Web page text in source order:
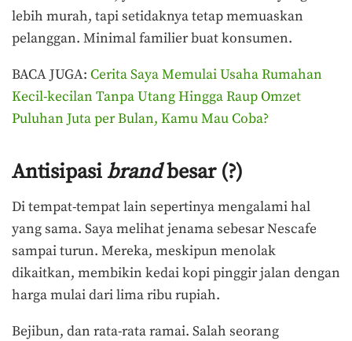
lebih murah, tapi setidaknya tetap memuaskan
pelanggan. Minimal familier buat konsumen.
BACA JUGA: Cerita Saya Memulai Usaha Rumahan
Kecil-kecilan Tanpa Utang Hingga Raup Omzet
Puluhan Juta per Bulan, Kamu Mau Coba?
Antisipasibrandbesar (?)
Di tempat-tempat lain sepertinya mengalami hal
yang sama. Saya melihat jenama sebesar Nescafe
sampai turun. Mereka, meskipun menolak
dikaitkan, membikin kedai kopi pinggir jalan dengan
harga mulai dari lima ribu rupiah.
Bejibun, dan rata-rata ramai. Salah seorang